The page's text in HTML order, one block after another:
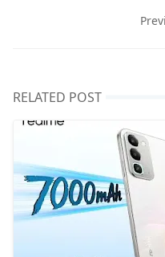
RELATED POST